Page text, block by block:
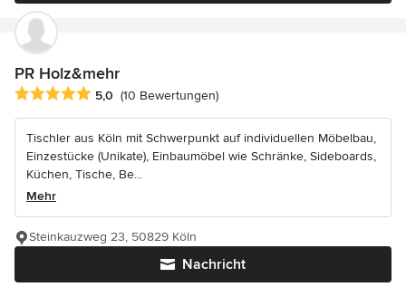
PR Holz&mehr
Durchschnittliche Bewertung: 5 von 5 Sternen
5,0 (10 Bewertungen)
Tischler aus Köln mit Schwerpunkt auf individuellen Möbelbau,
Einzestücke (Unikate), Einbaumöbel wie Schränke, Sideboards,
Küchen, Tische, Be...
Mehr
Nachricht
Steinkauzweg 23, 50829 Köln